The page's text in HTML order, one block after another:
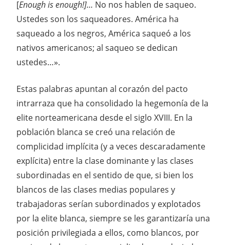
[Enough is enough!]… No nos hablen de saqueo.
Ustedes son los saqueadores. América ha
saqueado a los negros, América saqueó a los
nativos americanos; al saqueo se dedican
ustedes…».
Estas palabras apuntan al corazón del pacto
intrarraza que ha consolidado la hegemonía de la
elite norteamericana desde el siglo XVIII. En la
población blanca se creó una relación de
complicidad implícita (y a veces descaradamente
explícita) entre la clase dominante y las clases
subordinadas en el sentido de que, si bien los
blancos de las clases medias populares y
trabajadoras serían subordinados y explotados
por la elite blanca, siempre se les garantizaría una
posición privilegiada a ellos, como blancos, por